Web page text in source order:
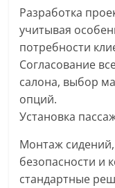
Разработка
учитывая
потребности
Согласование
салона, выбор
опций.
Установка
Монтаж
безопасности и
стандартные